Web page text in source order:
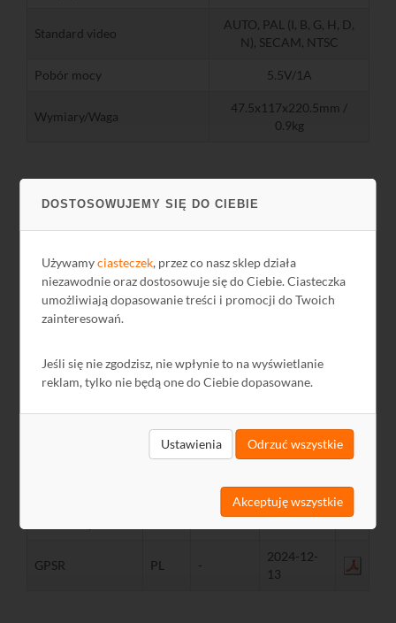
DOSTOSOWUJEMY SIĘ DO CIEBIE
Używamyciasteczek, przez co nasz sklep działa
niezawodnie oraz dostosowuje się do Ciebie. Ciasteczka
umożliwiają dopasowanie treści i promocji do Twoich
zainteresowań.
Jeśli się nie zgodzisz, nie wpłynie to na wyświetlanie
reklam, tylko nie będą one do Ciebie dopasowane.
Ustawienia Odrzuć wszystkie
Akceptuję wszystkie
Standard video
AUTO, PAL (I, B, G, H, D,
N), SECAM, NTSC
Pobór mocy 5.5V/1A
Wymiary/Waga
47.5x117x220.5mm /
0.9kg
DIPOL na targach ANGA Cable, 12-14.06.2012 r. w
Pliki do pobrania
PL,
492,47
2013-04-
2,92 MB
2013-04-
GPSR PL -
2024-12-
13